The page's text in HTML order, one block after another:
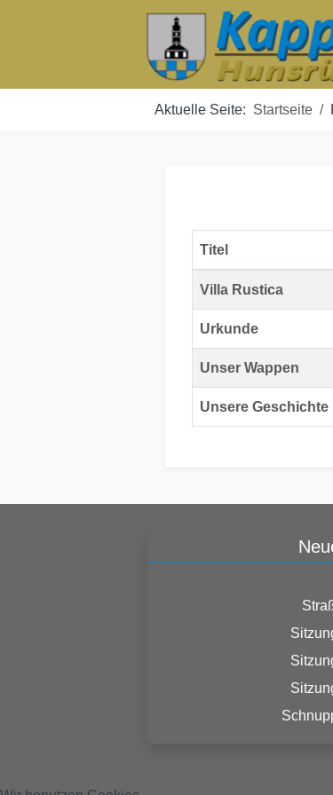
Aktuelle Seite: Startseite
Beiträge
Titel
Villa Rustica
Urkunde
Unser Wappen
Unsere Geschichte